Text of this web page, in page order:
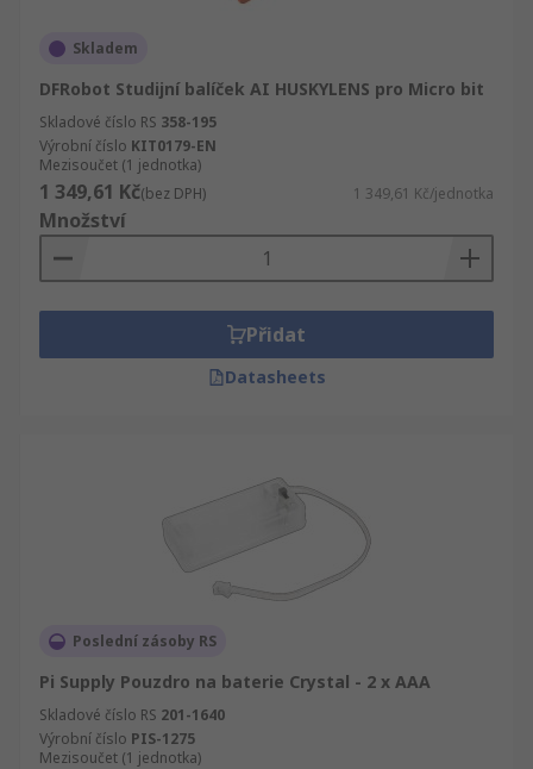
Skladem
DFRobot Studijní balíček AI HUSKYLENS pro Micro bit
Skladové číslo RS 358-195
Výrobní číslo KIT0179-EN
Mezisoučet (1 jednotka)
1 349,61 Kč(bez DPH) 1 349,61 Kč/jednotka
Množství
Přidat
Datasheets
Poslední zásoby RS
Pi Supply Pouzdro na baterie Crystal - 2 x AAA
Skladové číslo RS 201-1640
Výrobní číslo PIS-1275
Mezisoučet (1 jednotka)